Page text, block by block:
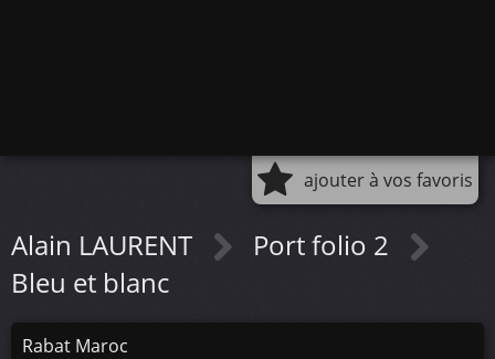
ajouter à vos favoris
Alain LAURENT
Port folio 2
Bleu et blanc
Rabat Maroc